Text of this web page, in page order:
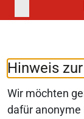
Hinweis
Wir möchten
dafür
Folgen